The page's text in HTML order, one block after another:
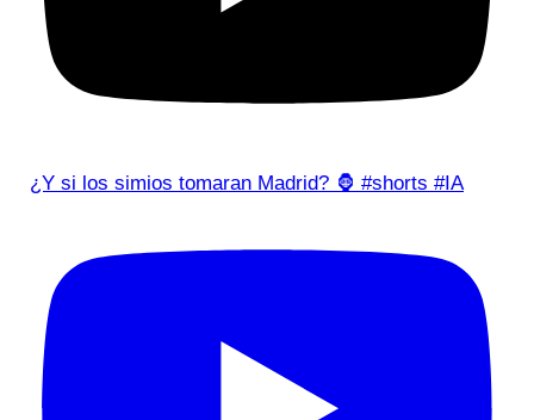
¿Y si los simios tomaran Madrid? 🦍 #shorts #IA